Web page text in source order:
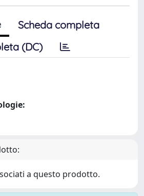
Scheda completa
(DC)
a questo prodotto.